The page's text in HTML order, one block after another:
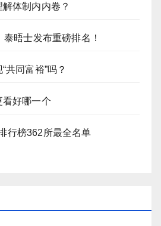
体制内内卷？
晤士发布重磅排名！
共同富裕”吗？
好哪一个
行榜362所最全名单